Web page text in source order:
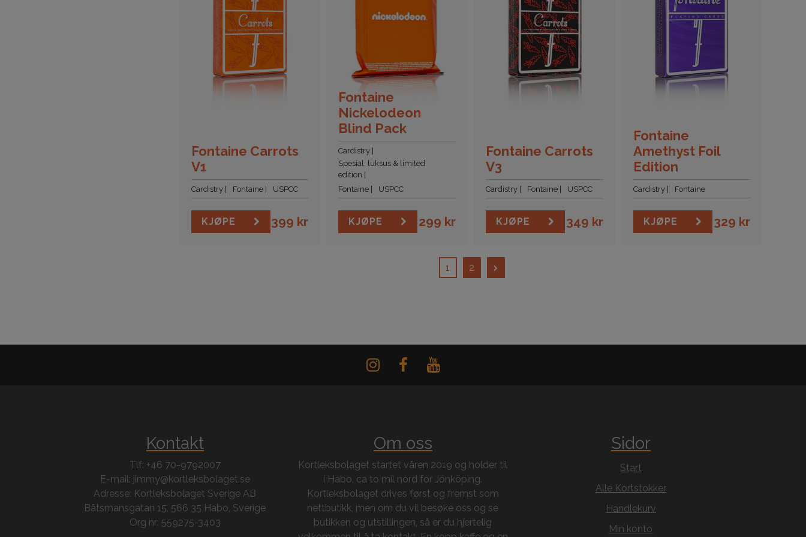
Fontaine Carrots
V1
Cardistry Fontaine USPCC
KJØPE 399 kr
Fontaine
Nickelodeon
Blind Pack
Cardistry
Spesial, luksus & limited
edition
Fontaine
USPCC
KJØPE 299 kr
Fontaine Carrots
V3
Cardistry Fontaine USPCC
KJØPE 349 kr
Fontaine
Amethyst Foil
Edition
Cardistry Fontaine
KJØPE 329 kr
1 2
Kontakt
Tlf: +46 70-9792007
E-mail: jimmy@kortleksbolaget.se
Adresse: Kortleksbolaget Sverige AB
Båtsmansgatan 15, 566 35 Habo, Sverige
Org nr: 559275-3403
Om oss
Kortleksbolaget startet våren 2019 og holder til
i Habo, ca to mil nord for Jönköping.
Kortleksbolaget drives først og fremst som
nettbutikk, men om du vil besøke oss og se
butikken og utstillingen, så er du hjertelig
Sidor
Start
Alle Kortstokker
Handlekurv
Min konto